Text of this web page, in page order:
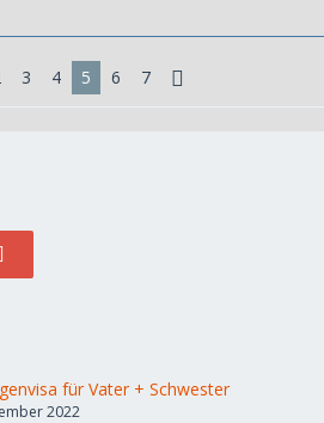
3 4 5 6 7
für Vater + Schwester
2022